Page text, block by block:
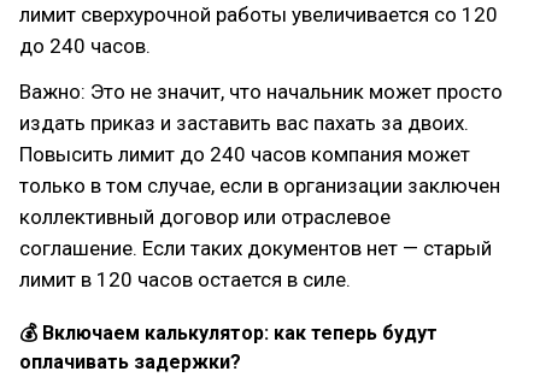
лимит сверхурочной работы увеличивается со 120
до 240 часов.
Важно: Это не значит, что начальник может просто
издать приказ и заставить вас пахать за двоих.
Повысить лимит до 240 часов компания может
только в том случае, если в организации заключен
коллективный договор или отраслевое
соглашение. Если таких документов нет — старый
лимит в 120 часов остается в силе.
💰 Включаем калькулятор: как теперь будут
оплачивать задержки?